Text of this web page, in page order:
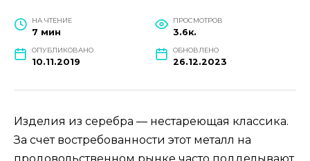
НА ЧТЕНИЕ
7 мин
ПРОСМОТРОВ
3.6к.
ОПУБЛИКОВАНО
10.11.2019
ОБНОВЛЕНО
26.12.2023
Изделия из серебра — нестареющая классика.
За счет востребованности этот металл на